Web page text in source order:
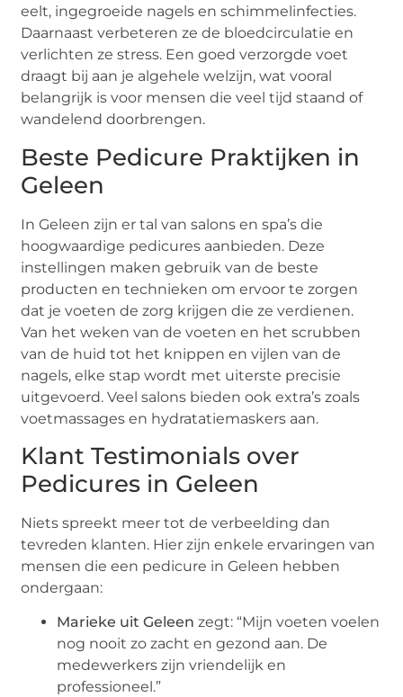
eelt, ingegroeide nagels en schimmelinfecties.
Daarnaast verbeteren ze de bloedcirculatie en
verlichten ze stress. Een goed verzorgde voet
draagt bij aan je algehele welzijn, wat vooral
belangrijk is voor mensen die veel tijd staand of
wandelend doorbrengen.
Beste Pedicure Praktijken in
Geleen
In Geleen zijn er tal van salons en spa’s die
hoogwaardige pedicures aanbieden. Deze
instellingen maken gebruik van de beste
producten en technieken om ervoor te zorgen
dat je voeten de zorg krijgen die ze verdienen.
Van het weken van de voeten en het scrubben
van de huid tot het knippen en vijlen van de
nagels, elke stap wordt met uiterste precisie
uitgevoerd. Veel salons bieden ook extra’s zoals
voetmassages en hydratatiemaskers aan.
Klant Testimonials over
Pedicures in Geleen
Niets spreekt meer tot de verbeelding dan
tevreden klanten. Hier zijn enkele ervaringen van
mensen die een pedicure in Geleen hebben
ondergaan:
Marieke uit Geleen zegt: “Mijn voeten voelen
nog nooit zo zacht en gezond aan. De
medewerkers zijn vriendelijk en
professioneel.”